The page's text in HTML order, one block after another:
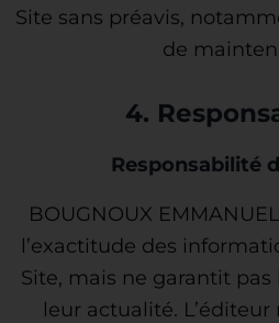
Site sans préavis,
de
4.
Responsabilité
BOUGNOUX
l’exactitude des
Site, mais ne garantit
leur actualité.